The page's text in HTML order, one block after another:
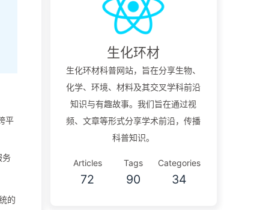
平
务
的
生化环材
生化环材科普网站，旨在分享生物、
化学、环境、材料及其交叉学科前沿
知识与有趣故事。我们旨在通过视
频、文章等形式分享学术前沿，传播
科普知识。
Articles
72
Tags
90
Categories
34